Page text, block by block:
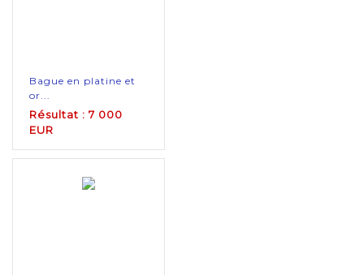
Bague en platine et
or...
Résultat : 7 000
EUR